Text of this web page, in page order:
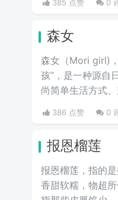
385 点赞 0
森女
森女（Mori girl)
孩”，是一种源自
尚简单生活方式
386 点赞 0
报恩榴莲
报恩榴莲，指的
香甜软糯，物超